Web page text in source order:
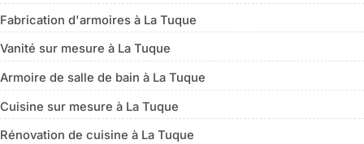
Fabrication d'armoires à La Tuque
Vanité sur mesure à La Tuque
Armoire de salle de bain à La Tuque
Cuisine sur mesure à La Tuque
Rénovation de cuisine à La Tuque